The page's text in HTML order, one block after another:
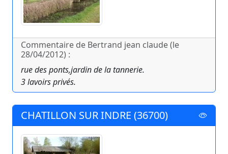
Commentaire de Bertrand jean claude (le
28/04/2012) :
rue des ponts,jardin de la tannerie.
3 lavoirs privés.
CHATILLON SUR INDRE (36700)